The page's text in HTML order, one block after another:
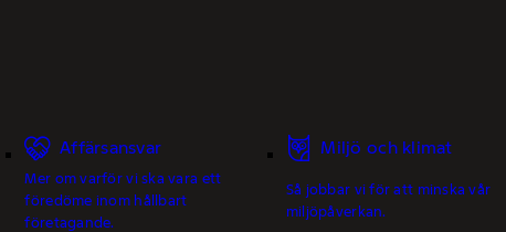
Affärsansvar
Mer om varför vi ska vara ett
föredöme inom hållbart
företagande.
Miljö och klimat
Så jobbar vi för att minska vår
miljöpåverkan.